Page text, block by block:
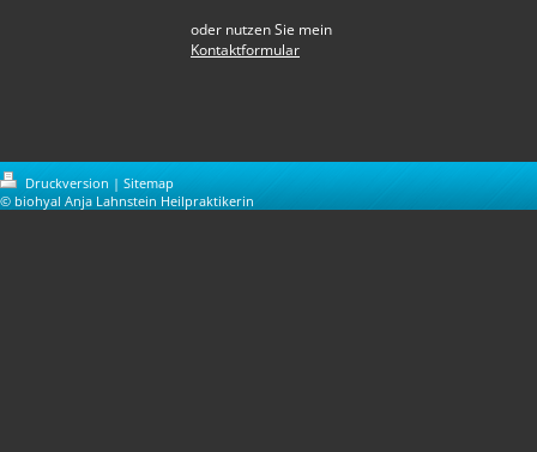
oder nutzen Sie mein
Kontaktformular
Druckversion | Sitemap
© biohyal Anja Lahnstein Heilpraktikerin